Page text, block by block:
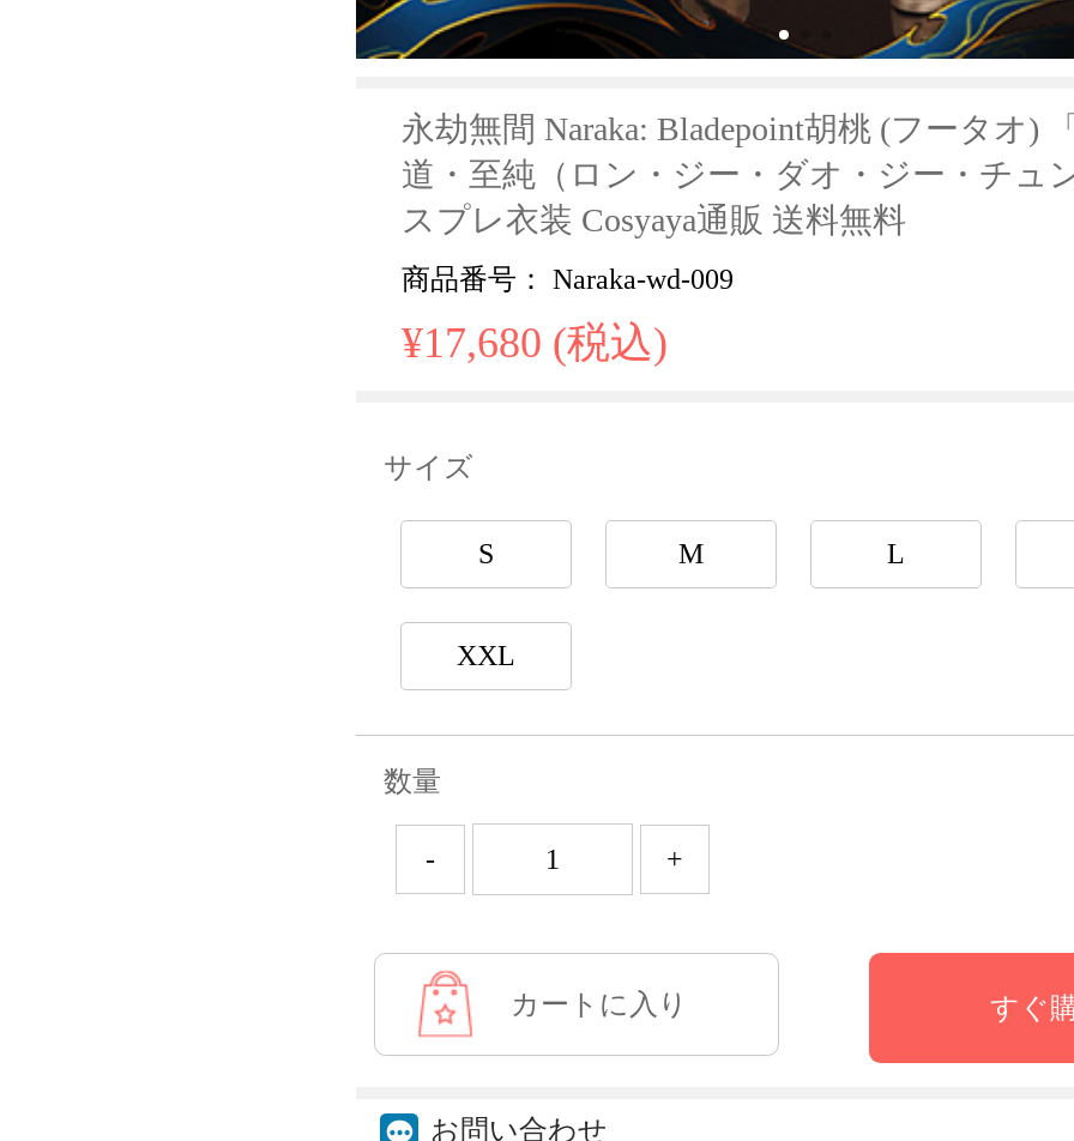
永劫無間 Naraka: Bladepoint胡桃 (フータオ)
道・至純（ロン・ジー・ダオ・ジー・チュ
スプレ衣装 Cosyaya通販 送料無料
商品番号： Naraka-wd-009
¥17,680 (税込)
サイズ
S M L
XXL
数量
- +
すぐ
お問い合わせ